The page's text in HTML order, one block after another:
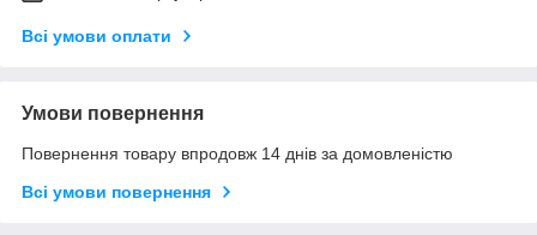
Всі умови оплати
Умови повернення
Повернення товару впродовж 14 днів за домовленістю
Всі умови повернення